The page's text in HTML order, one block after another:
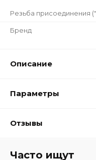
Резьба присоединения
Бренд
Описание
Параметры
Отзывы
Часто ищут